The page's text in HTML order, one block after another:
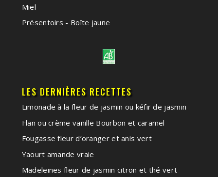
Miel
Présentoirs - Boîte jaune
LES DERNIÈRES RECETTES
Limonade à la fleur de jasmin ou kéfir de jasmin
Flan ou crème vanille Bourbon et caramel
Fougasse fleur d’oranger et anis vert
Yaourt amande vraie
Madeleines fleur de jasmin citron et thé vert